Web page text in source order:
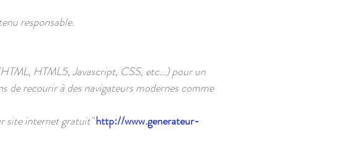
responsable.
HTML5, Javascript, CSS, etc…) pour un
de recourir à des navigateurs modernes comme
site internet gratuit"http://www.generateur-